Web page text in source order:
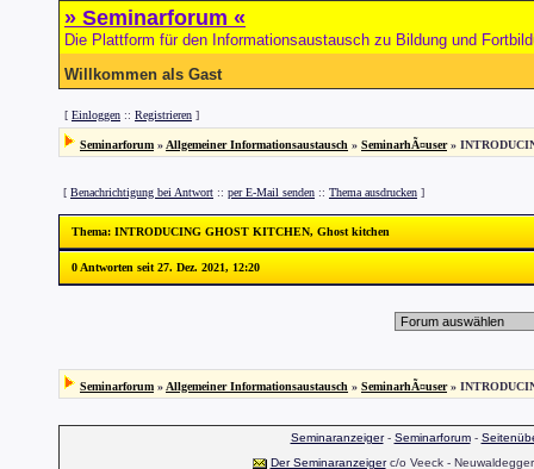
» Seminarforum «
Die Plattform für den Informationsaustausch zu Bildung und
Willkommen als Gast
[ Einloggen :: Registrieren ]
Seminarforum » Allgemeiner Informationsaustausch » SeminarhÃ¤user»
[ Benachrichtigung bei Antwort :: per E-Mail senden :: Thema ausdrucken ]
Thema: INTRODUCING GHOST KITCHEN, Ghost kitchen
0 Antworten seit 27. Dez. 2021, 12:20
Seminarforum » Allgemeiner Informationsaustausch » SeminarhÃ¤user»
Seminaranzeiger- Seminarforum-
Der Seminaranzeigerc/o Veeck -